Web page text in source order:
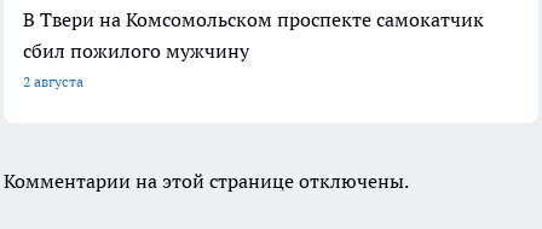
В Твери на Комсомольском проспекте самокатчик
сбил пожилого мужчину
2 августа
Комментарии на этой странице отключены.